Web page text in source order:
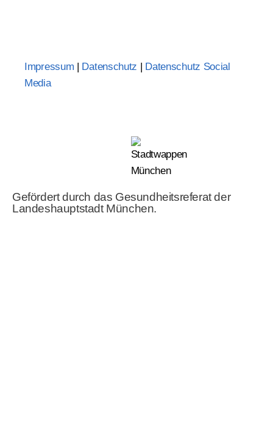
Impressum | Datenschutz | Datenschutz Social
Media
Gefördert durch das Gesundheitsreferat der
Landeshauptstadt München.